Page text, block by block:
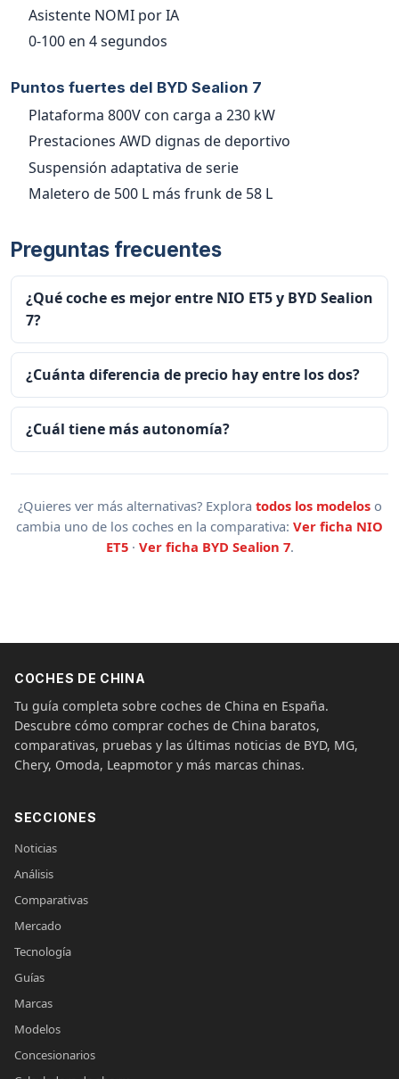
Asistente NOMI por IA
0-100 en 4 segundos
Puntos fuertes del BYD Sealion 7
Plataforma 800V con carga a 230 kW
Prestaciones AWD dignas de deportivo
Suspensión adaptativa de serie
Maletero de 500 L más frunk de 58 L
Preguntas frecuentes
¿Qué coche es mejor entre NIO ET5 y BYD Sealion
7?
¿Cuánta diferencia de precio hay entre los dos?
¿Cuál tiene más autonomía?
¿Quieres ver más alternativas? Explora todos los modeloso
cambia uno de los coches en la comparativa: Ver ficha NIO
ET5· Ver ficha BYD Sealion 7.
COCHES DE CHINA
Tu guía completa sobre coches de China en España.
Descubre cómo comprar coches de China baratos,
comparativas, pruebas y las últimas noticias de BYD, MG,
Chery, Omoda, Leapmotor y más marcas chinas.
SECCIONES
Noticias
Análisis
Comparativas
Mercado
Tecnología
Guías
Marcas
Modelos
Concesionarios